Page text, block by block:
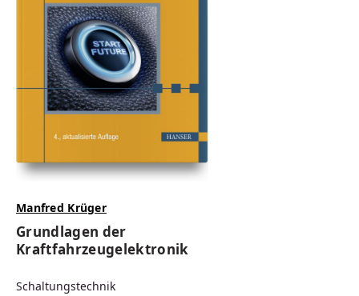
Manfred Krüger
Grundlagen der
Kraftfahrzeugelektronik
Schaltungstechnik